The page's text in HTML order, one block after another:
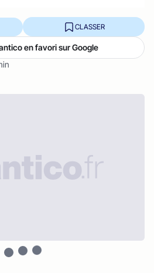
CLASSER
en favori sur Google